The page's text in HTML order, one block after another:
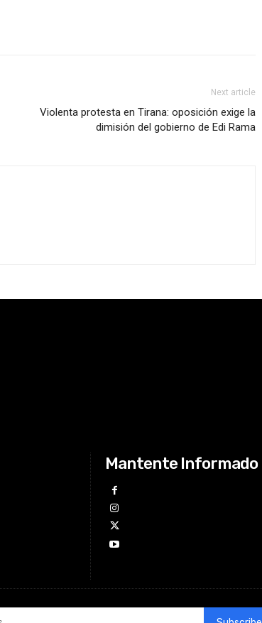
Next article
Violenta protesta en Tirana: oposición exige la
dimisión del gobierno de Edi Rama
Mantente Informado